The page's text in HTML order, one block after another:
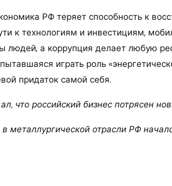
РФ теряет способность к
к технологиям и инвестициям,
людей, а коррупция делает любую
играть роль
придаток самой себя.
что российский бизнес потрясен
металлургической отрасли РФ